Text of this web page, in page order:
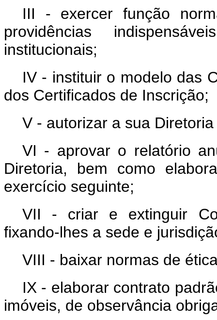
III - exercer função
providências
institucionais;
IV - instituir o modelo das
dos Certificados de Inscrição;
V - autorizar a sua
VI - aprovar o relatório
Diretoria, bem como
exercício seguinte;
VII - criar e extinguir
fixando-lhes a sede e
VIII - baixar normas de
IX - elaborar contrato
imóveis, de observância